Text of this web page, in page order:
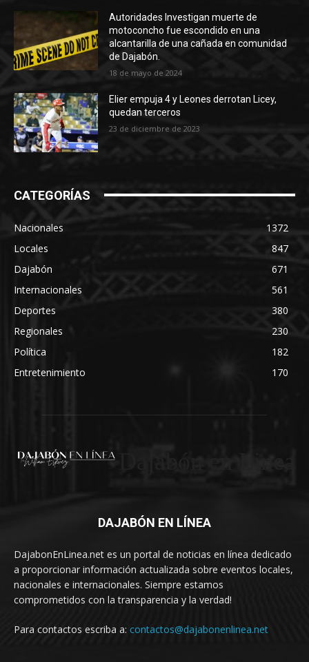
Autoridades Investigan muerte de
motoconcho fue escondido en una
alcantarilla de una cañada en comunidad
de Dajabón.
18 de mayo de 2024
Elier empuja 4 y Leones derrotan Licey,
quedan terceros
23 de diciembre de 2023
CATEGORÍAS
Nacionales
1372
Locales
847
Dajabón
671
Internacionales
561
Deportes
380
Regionales
230
Política
182
Entretenimiento
170
DAJABÓN EN LÍNEA
DajabonEnLinea.net es un portal de noticias en línea dedicado
a proporcionar información actualizada sobre eventos locales,
nacionales e internacionales. Siempre estamos
comprometidos con la transparencia y la verdad!
Para contactos escriba a: contactos@dajabonenlinea.net